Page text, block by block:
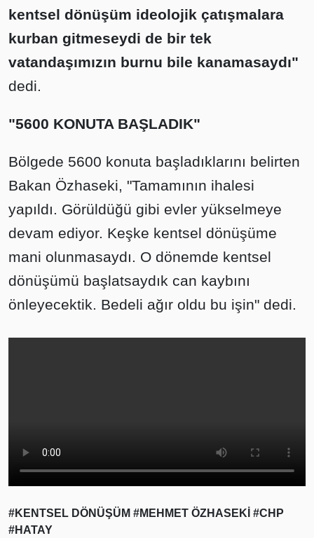
kentsel dönüşüm ideolojik çatışmalara
kurban gitmeseydi de bir tek
vatandaşımızın burnu bile kanamasaydı"
dedi.
"5600 KONUTA BAŞLADIK"
Bölgede 5600 konuta başladıklarını belirten
Bakan Özhaseki, "Tamamının ihalesi
yapıldı. Görüldüğü gibi evler yükselmeye
devam ediyor. Keşke kentsel dönüşüme
mani olunmasaydı. O dönemde kentsel
dönüşümü başlatsaydık can kaybını
önleyecektik. Bedeli ağır oldu bu işin" dedi.
#KENTSEL DÖNÜŞÜM #MEHMET ÖZHASEKİ #CHP
#HATAY